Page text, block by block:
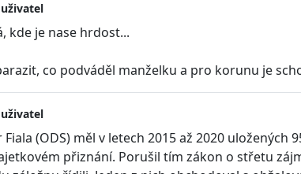
kde je nase hrdost...
co podváděl manželku a pro korunu je
(ODS) měl v letech 2015 až 2020
přiznání. Porušil tím zákon o střetu